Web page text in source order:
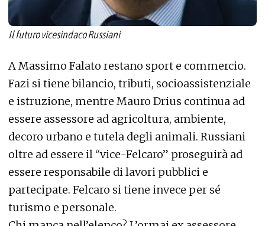
Il futuro vicesindaco Russiani
A Massimo Falato restano sport e commercio.
Fazi si tiene bilancio, tributi, socioassistenziale
e istruzione, mentre Mauro Drius continua ad
essere assessore ad agricoltura, ambiente,
decoro urbano e tutela degli animali. Russiani
oltre ad essere il “vice-Felcaro” proseguirà ad
essere responsabile di lavori pubblici e
partecipate. Felcaro si tiene invece per sé
turismo e personale.